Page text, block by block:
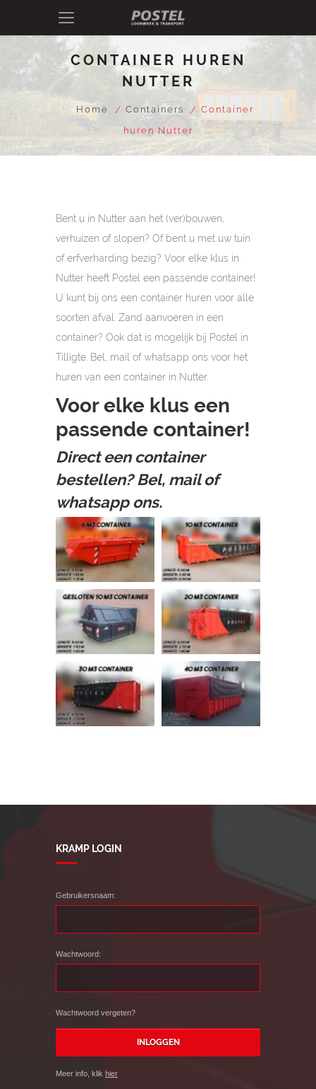
CONTAINER HUREN
NUTTER
Home Containers
Container
huren Nutter
Bent u in Nutter aan het (ver)bouwen,
verhuizen of slopen? Of bent u met uw tuin
of erfverharding bezig? Voor elke klus in
Nutter heeft Postel een passende container!
U kunt bij ons een container huren voor alle
soorten afval. Zand aanvoeren in een
container? Ook dat is mogelijk bij Postel in
Tilligte. Bel, mail of whatsapp ons voor het
huren van een container in Nutter.
Voor elke klus een
passende container!
Direct een container
bestellen? Bel, mail of
whatsapp ons.
KRAMP LOGIN
Gebruikersnaam:
Wachtwoord:
Wachtwoord vergeten?
Meer info, klik hier